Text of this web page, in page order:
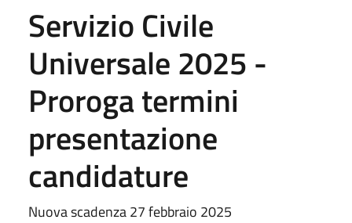
Servizio Civile
Universale 2025 -
Proroga termini
presentazione
candidature
Nuova scadenza 27 febbraio 2025